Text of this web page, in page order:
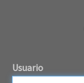
Usuario